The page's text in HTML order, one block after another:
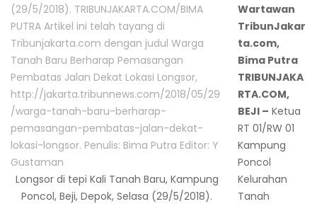
Longsor di tepi Kali Tanah Baru, Kampung
Poncol, Beji, Depok, Selasa (29/5/2018).
Wartawan
TribunJakar
ta.com,
Bima Putra
TRIBUNJAKA
RTA.COM,
BEJI – Ketua
RT 01/RW 01
Kampung
Poncol
Kelurahan
Tanah